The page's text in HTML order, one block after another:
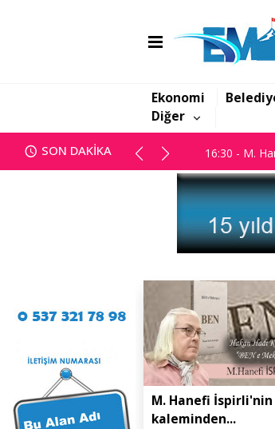
Ekonomi
Diğer
SON DAKİKA
16:06 -
16:06 -
16:30 - M.
M. Hanefi İspirli'nin
kaleminden...